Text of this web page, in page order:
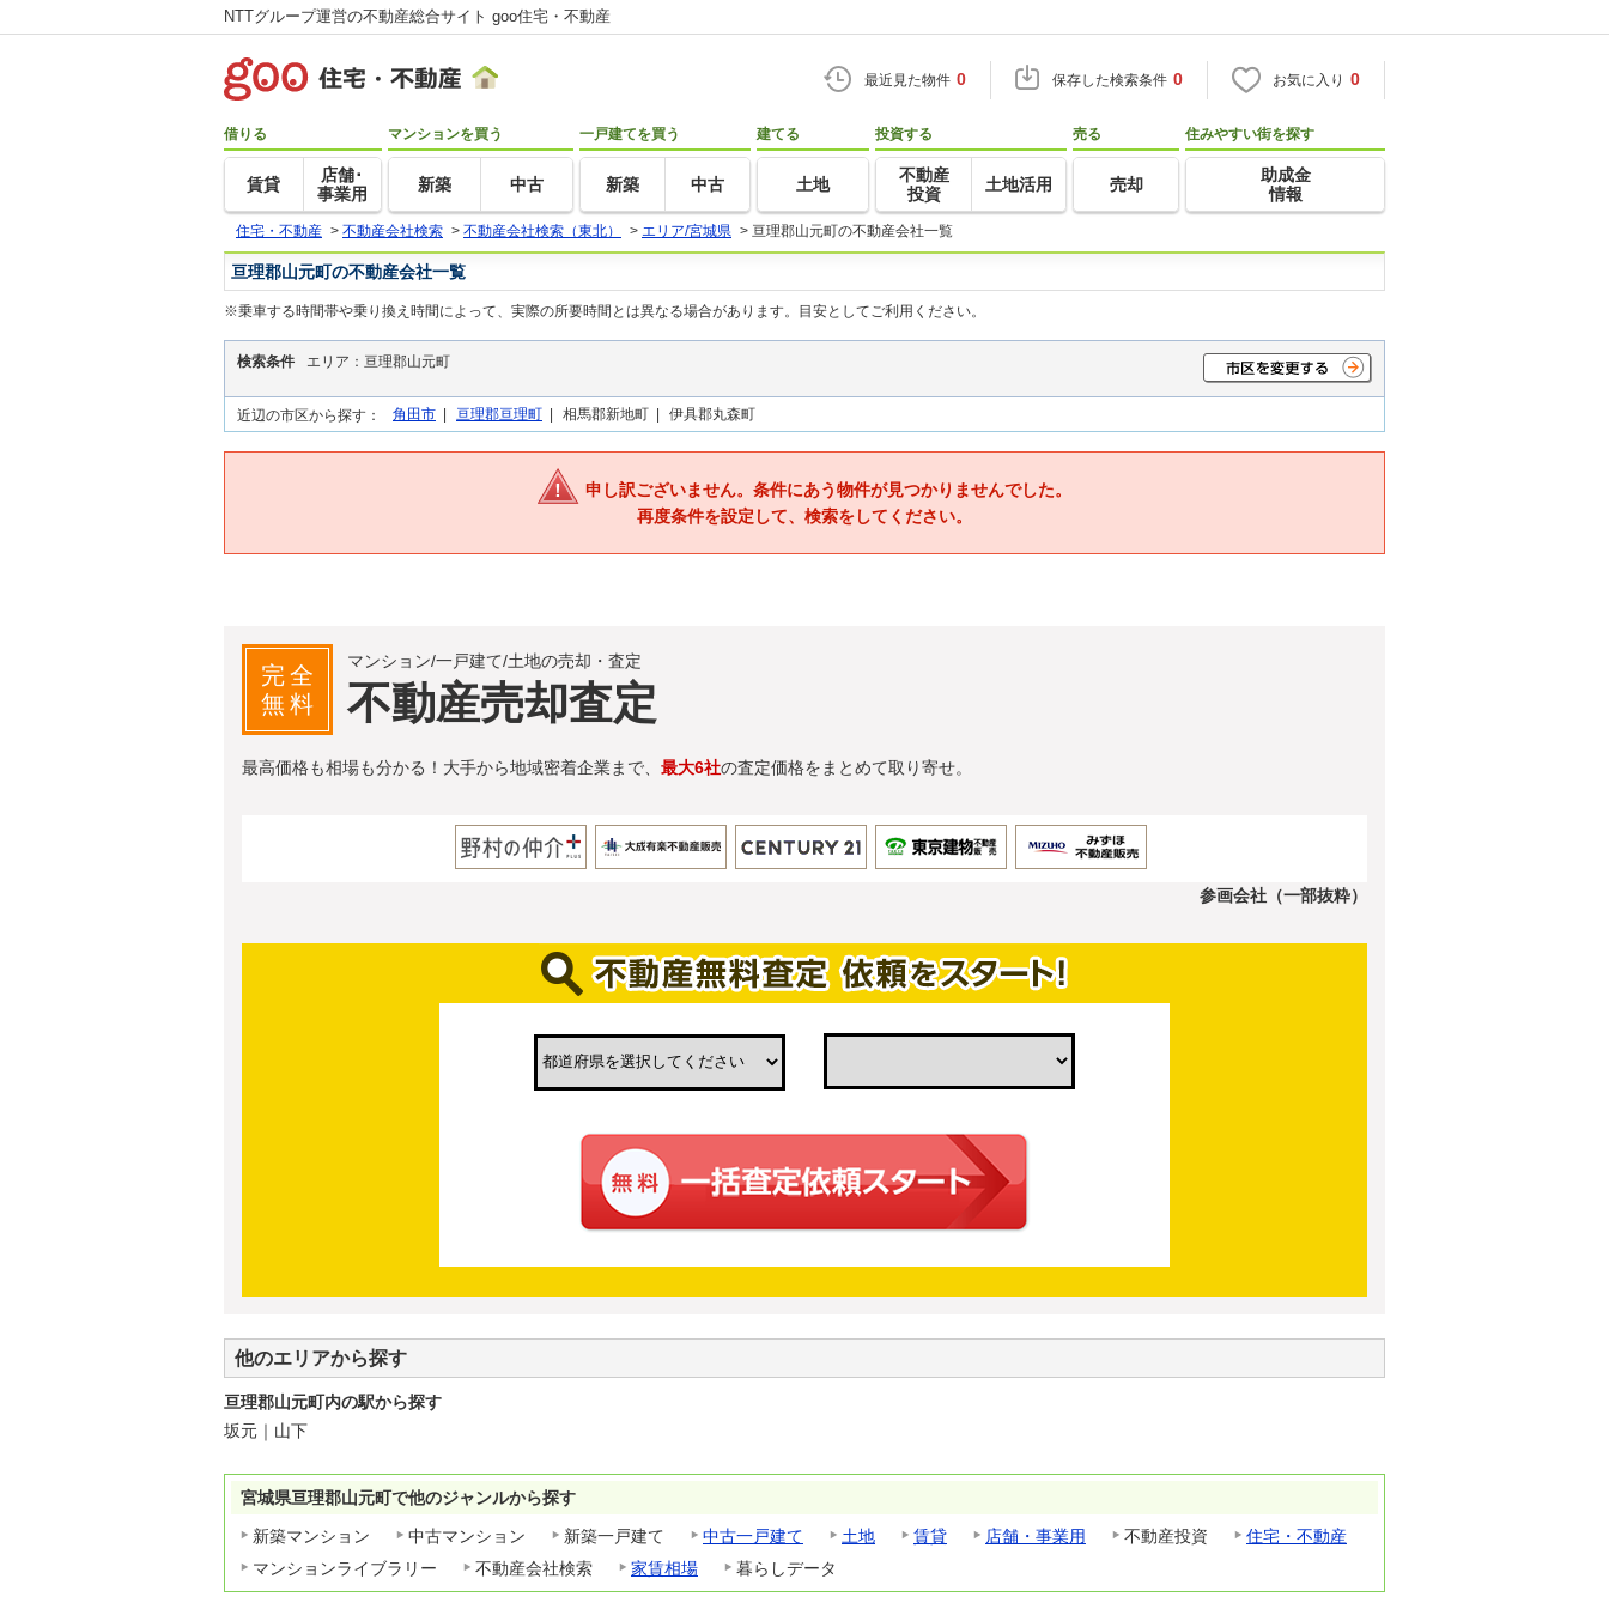
NTTグループ運営の不動産総合サイト goo住宅・不動産
最近見た物件 0 保存した検索条件 0 お気に入り 0
借りる
賃貸
店舗･
事業用
マンションを買う
新築 中古
一戸建てを買う
新築 中古
建てる
土地
投資する
不動産
投資
土地活用
売る
売却
住みやすい街を探す
助成金
情報
住宅・不動産 > 不動産会社検索 > 不動産会社検索（東北） > エリア/宮城県 > 亘理郡山元町の不動産会社一覧
亘理郡山元町の不動産会社一覧
※乗車する時間帯や乗り換え時間によって、実際の所要時間とは異なる場合があります。目安としてご利用ください。
検索条件 エリア：亘理郡山元町
近辺の市区から探す： 角田市 | 亘理郡亘理町 | 相馬郡新地町 | 伊具郡丸森町
申し訳ございません。条件にあう物件が見つかりませんでした。
再度条件を設定して、検索をしてください。
完全
無料
マンション/一戸建て/土地の売却・査定
不動産売却査定
最高価格も相場も分かる！大手から地域密着企業まで、 最大6社の査定価格をまとめて取り寄せ。
参画会社（一部抜粋）
他のエリアから探す
亘理郡山元町内の駅から探す
坂元 ｜ 山下
宮城県亘理郡山元町で他のジャンルから探す
新築マンション
中古マンション 新築一戸建て 中古一戸建て 土地 賃貸 店舗・事業用 不動産投資
住宅・不動産
マンションライブラリー
不動産会社検索 家賃相場 暮らしデータ